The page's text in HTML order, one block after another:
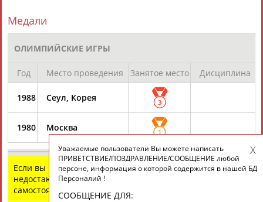
Вопросы сотрудничества и совместной деятельности inform@infosport.ru
Стадион, 1998-2026
Разработка и поддержка ООО НАИТ «Стадион»
Адресов в новостной рассылке: 996
Подпишись
Медали
ОЛИМПИЙСКИЕ ИГРЫ
Год Место проведения Занятое место Дисциплина
1988 Сеул, Корея 3
1980 Москва 1
Если вы нашли ошибку в данных или имеете
недостающую информацию, внесите изменения
самостоятельно
Уважаемые пользователи Вы можете написать
ПРИВЕТСТВИЕ/ПОЗДРАВЛЕНИЕ/СООБЩЕНИЕ любой
персоне, информация о которой содержится в нашей БД
Персоналий !
СООБЩЕНИЕ ДЛЯ: